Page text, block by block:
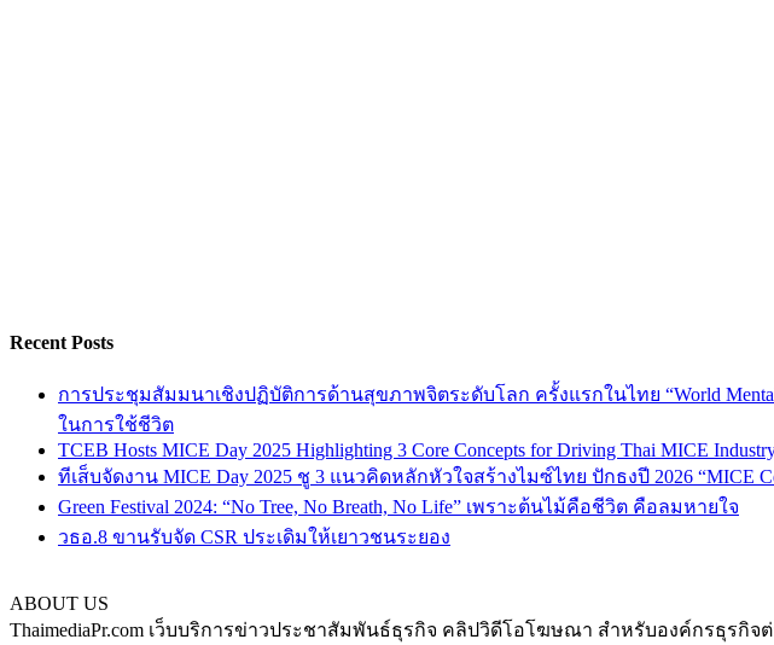
Recent Posts
การประชุมสัมมนาเชิงปฏิบัติการด้านสุขภาพจิตระดับโลก ครั้งแรกในไทย “World
ในการใช้ชีวิต
TCEB Hosts MICE Day 2025 Highlighting 3 Core Concepts for Driving Thai MICE
ทีเส็บจัดงาน MICE Day 2025 ชู 3 แนวคิดหลักหัวใจสร้างไมซ์ไทย ปักธงปี 2026 “MICE
Green Festival 2024: “No Tree, No Breath, No Life” เพราะต้นไม้คือชีวิต คือลมหายใจ
วธอ.8 ขานรับจัด CSR ประเดิมให้เยาวชนระยอง
ABOUT US
ThaimediaPr.com เว็บบริการข่าวประชาสัมพันธ์ธุรกิจ คลิปวิดีโอโฆษณา สำหรับองค์กรธุรกิจ